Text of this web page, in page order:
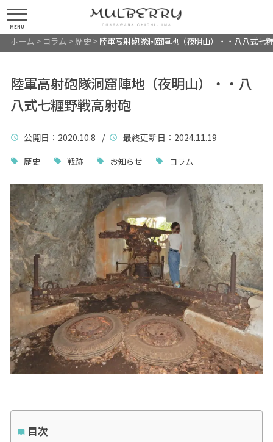
MENU
ホーム > コラム > 歴史> 陸軍高射砲隊洞窟陣地（夜明山）・・八八式七
陸軍高射砲隊洞窟陣地（夜明山）・・八
八式七糎野戦高射砲
公開日 ：2020.10.8 / 最終更新日 ：2024.11.19
歴史 戦跡 お知らせ コラム
目次